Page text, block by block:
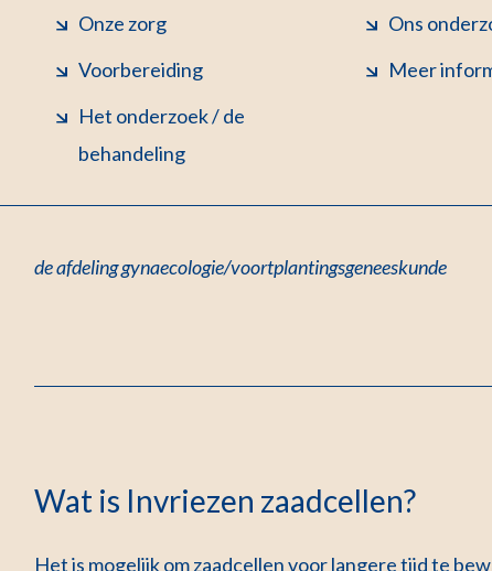
Onze zorg
Voorbereiding
Het onderzoek / de
behandeling
Ons
Meer
de afdeling gynaecologie/voortplantingsgeneeskunde
Wat is Invriezen zaadcellen?
Het is mogelijk om zaadcellen voor langere tijd te